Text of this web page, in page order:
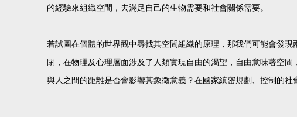
的經驗來組織空間，去滿足自己的生物需要和社會關係需要。
若試圖在個體的世界觀中尋找其空間組織的原理，那我們可能會發
閉，在物理及心理層面涉及了人類實現自由的渴望，自由意味著空
與人之間的距離是否會影響其象徵意義？在國家縝密規劃、控制的